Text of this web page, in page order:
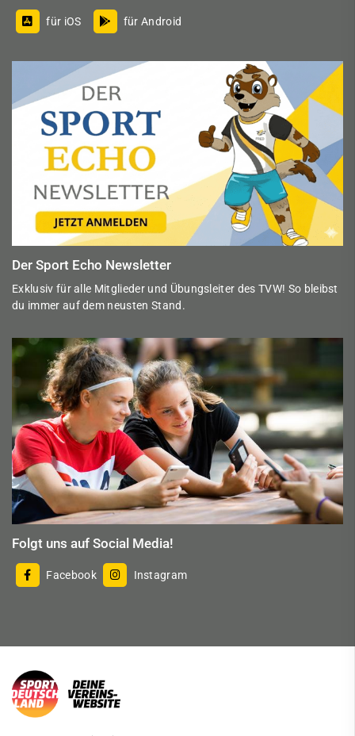
für iOS für Android
Der Sport Echo Newsletter
Exklusiv für alle Mitglieder und Übungsleiter des TVW! So bleibst
du immer auf dem neusten Stand.
Folgt uns auf Social Media!
Facebook Instagram